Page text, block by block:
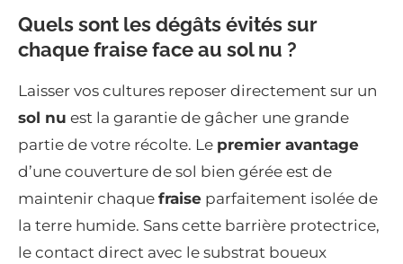
Quels sont les dégâts évités sur
chaque fraise face au sol nu ?
Laisser vos cultures reposer directement sur un
sol nu est la garantie de gâcher une grande
partie de votre récolte. Le premier avantage
d’une couverture de sol bien gérée est de
maintenir chaque fraise parfaitement isolée de
la terre humide. Sans cette barrière protectrice,
le contact direct avec le substrat boueux